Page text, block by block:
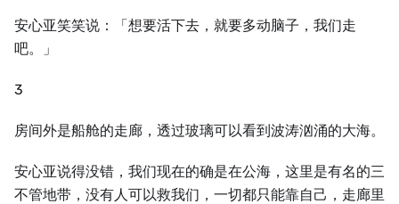
安心亚笑笑说：「想要活下去，就要多动脑子，我们走
吧。」
3
房间外是船舱的走廊，透过玻璃可以看到波涛汹涌的大海。
安心亚说得没错，我们现在的确是在公海，这里是有名的三
不管地带，没有人可以救我们，一切都只能靠自己，走廊里